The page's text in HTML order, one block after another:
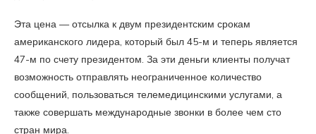
Эта цена — отсылка к двум президентским срокам
американского лидера, который был 45-м и теперь является
47-м по счету президентом. За эти деньги клиенты получат
возможность отправлять неограниченное количество
сообщений, пользоваться телемедицинскими услугами, а
также совершать международные звонки в более чем сто
стран мира.